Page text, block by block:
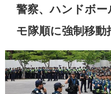
警察、ハンドボー
モ隊順に強制移動